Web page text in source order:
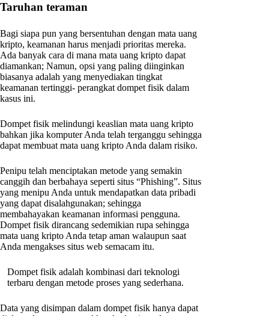
Taruhan teraman
Bagi siapa pun yang bersentuhan dengan mata uang
kripto, keamanan harus menjadi prioritas mereka.
Ada banyak cara di mana mata uang kripto dapat
diamankan; Namun, opsi yang paling diinginkan
biasanya adalah yang menyediakan tingkat
keamanan tertinggi- perangkat dompet fisik dalam
kasus ini.
Dompet fisik melindungi keaslian mata uang kripto
bahkan jika komputer Anda telah terganggu sehingga
dapat membuat mata uang kripto Anda dalam risiko.
Penipu telah menciptakan metode yang semakin
canggih dan berbahaya seperti situs “Phishing”. Situs
yang menipu Anda untuk mendapatkan data pribadi
yang dapat disalahgunakan; sehingga
membahayakan keamanan informasi pengguna.
Dompet fisik dirancang sedemikian rupa sehingga
mata uang kripto Anda tetap aman walaupun saat
Anda mengakses situs web semacam itu.
Dompet fisik adalah kombinasi dari teknologi
terbaru dengan metode proses yang sederhana.
Data yang disimpan dalam dompet fisik hanya dapat